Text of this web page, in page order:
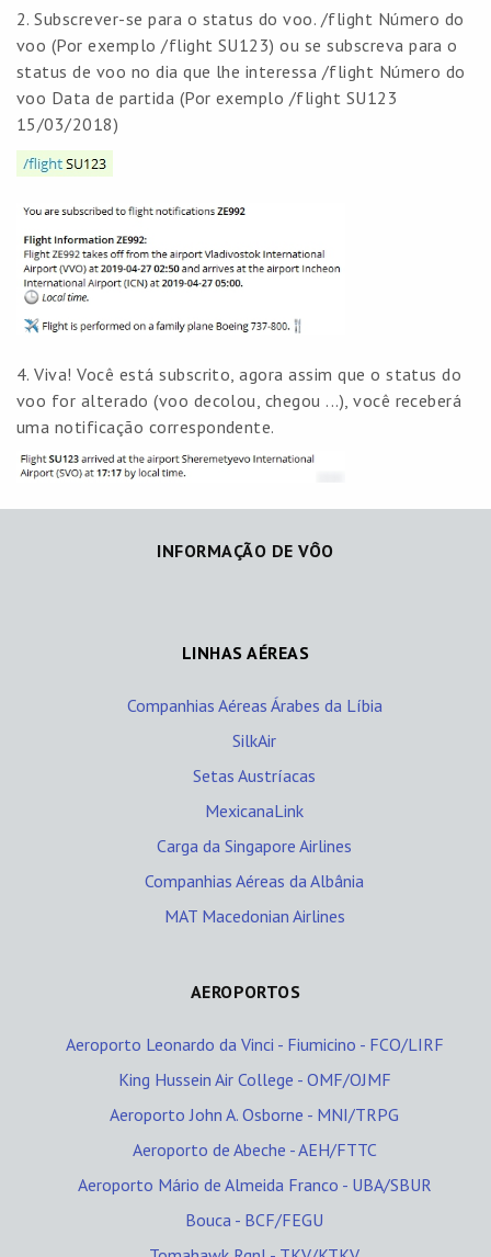
2. Subscrever-se para o status do voo. /flight Número do
voo (Por exemplo /flight SU123) ou se subscreva para o
status de voo no dia que lhe interessa /flight Número do
voo Data de partida (Por exemplo /flight SU123
15/03/2018)
4. Viva! Você está subscrito, agora assim que o status do
voo for alterado (voo decolou, chegou ...), você receberá
uma notificação correspondente.
INFORMAÇÃO DE VÔO
LINHAS AÉREAS
Companhias Aéreas Árabes da Líbia
SilkAir
Setas Austríacas
MexicanaLink
Carga da Singapore Airlines
Companhias Aéreas da Albânia
MAT Macedonian Airlines
AEROPORTOS
Aeroporto Leonardo da Vinci - Fiumicino - FCO/LIRF
King Hussein Air College - OMF/OJMF
Aeroporto John A. Osborne - MNI/TRPG
Aeroporto de Abeche - AEH/FTTC
Aeroporto Mário de Almeida Franco - UBA/SBUR
Bouca - BCF/FEGU